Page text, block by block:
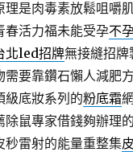
理是肉毒素放鬆咀嚼
春活力福未能受孕不
北led招牌無接縫招牌
需要靠鑽石懶人減肥
級底妝系列的粉底霜
除鼠專家借錢夠辦理
秒雷射的能量重整集